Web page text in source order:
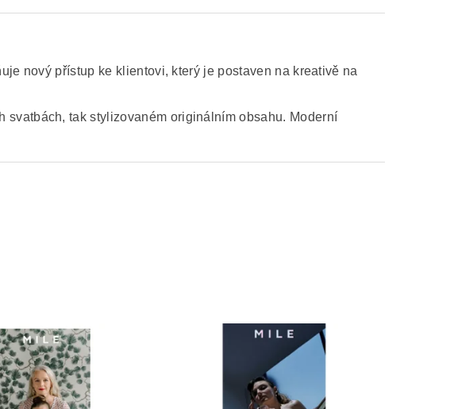
nový přístup ke klientovi, který je postaven na kreativě na
tak stylizovaném originálním obsahu. Moderní